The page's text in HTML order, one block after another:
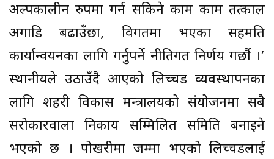
अल्पकालीन रुपमा गर्न सकिने काम काम तत्काल
अगाडि बढाउँछौं, विगतमा भएका सहमति
कार्यान्वयनका लागि गर्नुपर्ने नीतिगत निर्णय गर्छौ ।’
स्थानीयले उठाउँदै आएको लिच्चड व्यवस्थापनका
लागि शहरी विकास मन्त्रालयको संयोजनमा सबै
सरोकारवाला निकाय सम्मिलित समिति बनाइने
भएको छ । पोखरीमा जम्मा भएको लिच्चडलाई